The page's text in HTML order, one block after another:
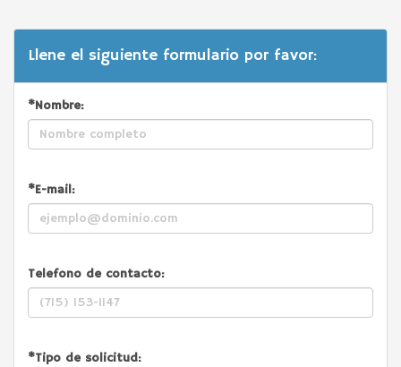
Llene el siguiente formulario por favor:
*Nombre:
*E-mail:
Telefono de contacto:
*Tipo de solicitud: